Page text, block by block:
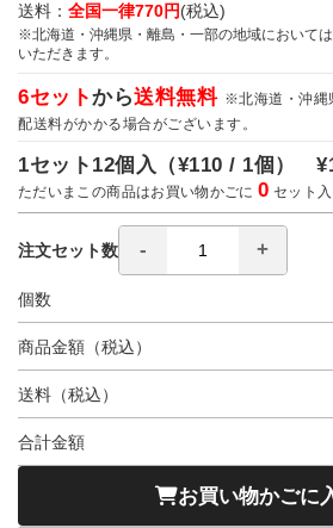
送料： 全国一律770円(税込)
※北海道・沖縄県・離島・一部の地域において
いただきます。
6セットから送料無料 ※北海道・沖縄
配送料がかかる場合がございます。
1セット12個入（¥110 / 1個）
ただいまこの商品はお買い物かごに0 セット
注文セット数
個数
商品金額（税込）
送料（税込）
合計金額
お買い物かごに